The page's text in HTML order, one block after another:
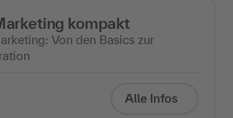
kompakt
Von den Basics zur
Alle Infos